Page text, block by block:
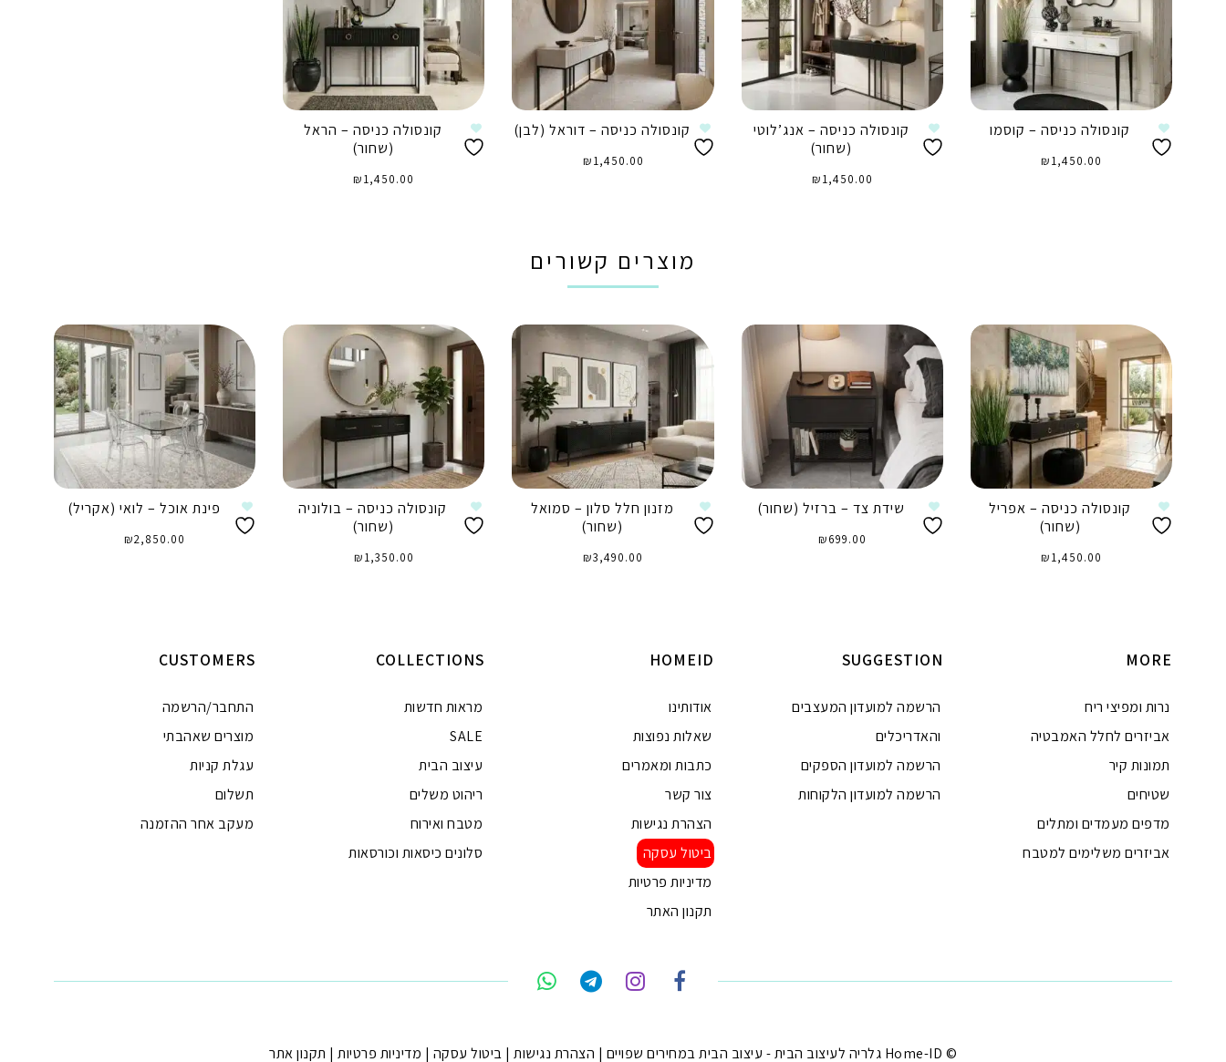
קונסולה כניסה – קוסמו
₪1,450.00
קונסולה כניסה – אנג’לוטי
(שחור)
₪1,450.00
קונסולה כניסה – דוראל (לבן)
₪1,450.00
קונסולה כניסה – הראל
(שחור)
₪1,450.00
מוצרים קשורים
קונסולה כניסה – אפריל
(שחור)
₪1,450.00
שידת צד – ברזיל (שחור)
₪699.00
מזנון חלל סלון – סמואל
(שחור)
₪3,490.00
קונסולה כניסה – בולוניה
(שחור)
₪1,350.00
פינת אוכל – לואי (אקריל)
₪2,850.00
CUSTOMERS
התחבר/הרשמה
מוצרים שאהבתי
עגלת קניות
תשלום
מעקב אחר ההזמנה
COLLECTIONS
מראות חדשות
SALE
עיצוב הבית
ריהוט משלים
מטבח ואירוח
סלונים כיסאות וכורסאות
HOMEID
אודותינו
שאלות נפוצות
כתבות ומאמרים
צור קשר
הצהרת נגישות
ביטול עסקה
מדיניות פרטיות
תקנון האתר
SUGGESTION
הרשמה למועדון המעצבים
והאדריכלים
הרשמה למועדון הספקים
הרשמה למועדון הלקוחות
MORE
נרות ומפיצי ריח
אביזרים לחלל האמבטיה
תמונות קיר
שטיחים
מדפים מעמדים ומתלים
אביזרים משלימים למטבח
© Home-ID גלריה לעיצוב הבית - עיצוב הבית במחירים שפויים | הצהרת נגישות | ביטול עסקה | מדיניות פרטיות | תקנון אתר